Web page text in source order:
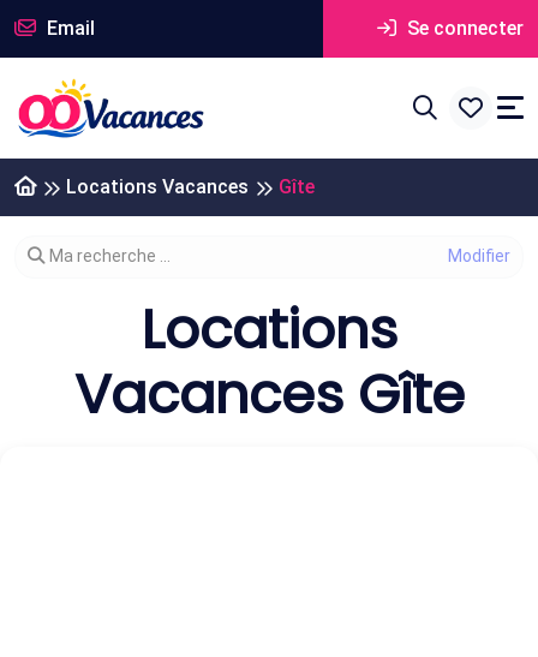
Email Se connecter
Locations Vacances Gîte
Modifier votre recherche
Ma recherche ...
Locations
Vacances Gîte